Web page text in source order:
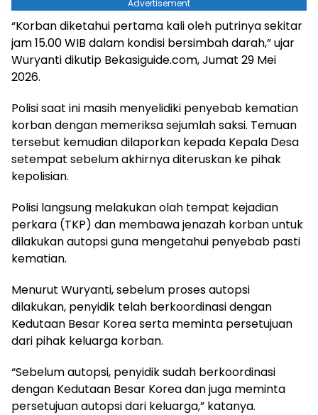
Advertisement
“Korban diketahui pertama kali oleh putrinya sekitar
jam 15.00 WIB dalam kondisi bersimbah darah,” ujar
Wuryanti dikutip Bekasiguide.com, Jumat 29 Mei
2026.
Polisi saat ini masih menyelidiki penyebab kematian
korban dengan memeriksa sejumlah saksi. Temuan
tersebut kemudian dilaporkan kepada Kepala Desa
setempat sebelum akhirnya diteruskan ke pihak
kepolisian.
Polisi langsung melakukan olah tempat kejadian
perkara (TKP) dan membawa jenazah korban untuk
dilakukan autopsi guna mengetahui penyebab pasti
kematian.
Menurut Wuryanti, sebelum proses autopsi
dilakukan, penyidik telah berkoordinasi dengan
Kedutaan Besar Korea serta meminta persetujuan
dari pihak keluarga korban.
“Sebelum autopsi, penyidik sudah berkoordinasi
dengan Kedutaan Besar Korea dan juga meminta
persetujuan autopsi dari keluarga,” katanya.